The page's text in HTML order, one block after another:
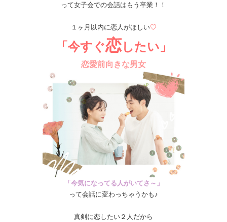
って女子会での会話はもう卒業！！
１ヶ月以内に恋人がほしい♡
「今すぐ恋したい」
恋愛前向きな男女
「今気になってる人がいてさ～」
って会話に変わっちゃうかも♪
真剣に恋したい２人だから